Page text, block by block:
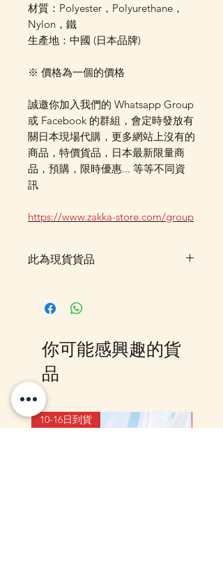
材質：Polyester，Polyurethane，
Nylon，鐵
生產地：中國 (日本品牌)
※ 價格為一個的價格
誠邀你加入我們的 Whatsapp Group
或 Facebook 的群組，會定時發放有
關日本現場代購，更多網站上沒有的
商品，特價貨品，日本最新限量商
品，預購，限時優惠... 等等不同資
訊
https://www.zakka-store.com/group
此為現貨貨品
Out 購買, 如系統顯示為"無庫
訂貨, 詳情請Facebook PM 或
Whatsapp 聯絡我們
你可能感興趣的貨
品
10-16日到貨